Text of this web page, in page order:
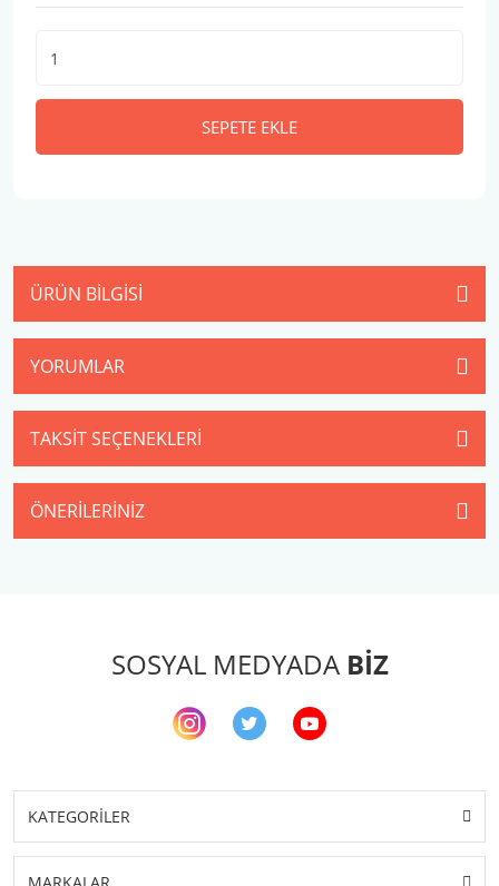
SEPETE EKLE
ÜRÜN BILGISI
YORUMLAR
TAKSIT SEÇENEKLERI
ÖNERILERINIZ
SOSYAL MEDYADA BİZ
KATEGORİLER